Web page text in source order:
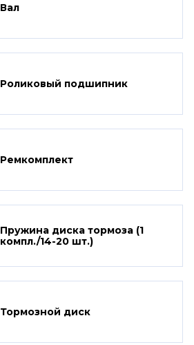
Вал
Роликовый подшипник
Ремкомплект
Пружина диска тормоза (1
компл./14-20 шт.)
Тормозной диск